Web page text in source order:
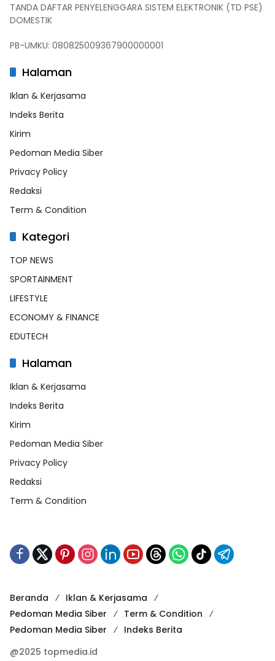
TANDA DAFTAR PENYELENGGARA SISTEM ELEKTRONIK (TD PSE)
DOMESTIK
PB-UMKU: 080825009367900000001
Halaman
Iklan & Kerjasama
Indeks Berita
Kirim
Pedoman Media Siber
Privacy Policy
Redaksi
Term & Condition
Kategori
TOP NEWS
SPORTAINMENT
LIFESTYLE
ECONOMY & FINANCE
EDUTECH
Halaman
Iklan & Kerjasama
Indeks Berita
Kirim
Pedoman Media Siber
Privacy Policy
Redaksi
Term & Condition
Beranda
Iklan & Kerjasama
Pedoman Media Siber
Term & Condition
Pedoman Media Siber
Indeks Berita
@2025 topmedia.id